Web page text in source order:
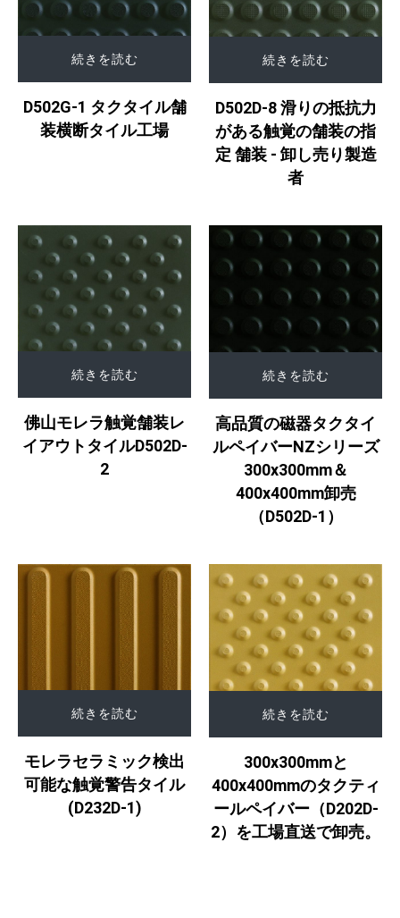
続きを読む
D502G-1 タクタイル舗
装横断タイル工場
続きを読む
D502D-8 滑りの抵抗力
がある触覚の舗装の指
定 舗装 - 卸し売り製造
者
続きを読む
佛山モレラ触覚舗装レ
イアウトタイルD502D-
2
続きを読む
高品質の磁器タクタイ
ルペイバーNZシリーズ
300x300mm＆
400x400mm卸売
（D502D-1）
続きを読む
モレラセラミック検出
可能な触覚警告タイル
(D232D-1)
続きを読む
300x300mmと
400x400mmのタクティ
ールペイバー（D202D-
2）を工場直送で卸売。